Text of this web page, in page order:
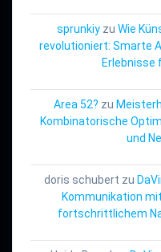
sprunkiy zu Wie
revolutioniert: Smarte
Erlebnisse
Area 52? zu
Kombinatorische
und
doris schubert zu
Kommunikation
fortschrittlichem